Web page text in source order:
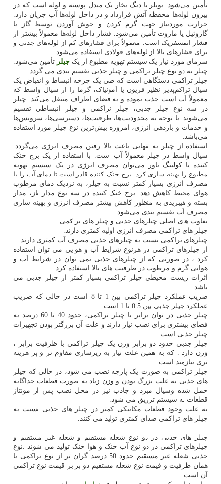
تأمین می‌شود. بویلر یا دیگ بخار یک مبدل پوسته و لوله است که در
بیرون لوله‌ها محفظه آتش قرارداد و در داخل لوله‌ها آب جریان دارد.
حرارت موردنیاز جهت گرم کردن و جوش آوردن توسط گاز یا
گازوئیل یا مازوت تأمین می‌شود. فشار داخل لوله‌ها معمولاً بیشتر از
فشار اتمسفریک است. معمولاً برای فشارهای کم از لوله‌های چدنی و
برای فشارهای بالا از لوله‌های فولادی استفاده می‌شود.
سرمای مورد نیاز یک سیستم تهویه مطبوع از یک چیلر تأمین می‌شود.
چیلر به دو نوع چیلر تراکمی و چیلر جذبی تقسیم بندی می گردد.
چیلر تراکمی دستگاهی است که طی یک چرخه انبساط و انقباض یک
سیال تراکم‌پذیر نظیر فریون یا آمونیاک، گرما را از سیال واسط که
معمولاً آب است جذب نموده و به فضای اطراف منتقل می‌کند. چیلر
در سه نوع چیلر جذبی، چیلر تراکمی و چیلر انبساطی تقسیم
می‌شوند. با توجه به محدودیت‌ها، ظرفیت‌ها، دسترسی‌ها، سرویس‌ها
و خدمات و بازدهی انرژی، امروزه بیش‌ترین نوع چیلر مورد استفاده
می‌باشد.
استفاده از چیلر به تنهایی باعث بالا رفتن مصرف انرژی می‌گردد.
سیال واسط در چیلر معمولاً آب است. با استفاده از یک برج خنک
کننده یا کولینگ تاور می‌توان مصرف انرژی در یک سیستم تهویه
مطبوع را بهینه سازی کرد. برج خنک کننده قادر است تا دمای آب را با
مصرف انرژی بسیار کمتر نسبت به چیلر، به نزدیک دمای مرطوب
هوای محیط کاهش دهد. برج خنک کننده در سه نوع مدار باز، مدار
بسته و هیبریدی به منظور کاهش بیشتر مصرف انرژی و بهینه سازی
مصرف آب تقسیم بندی می‌شود.
تفاوت های اصلی چیلرهای جذبی و چیلر های تراکمی
چیلر های تراکمی مصرف انرژی اولیه کمتری دارند.
چیلرهای تراکمی نسبت به چیلرهای جذبی مصرف آب کمتری دارند.
از چیلرهای تراکمی در هرنوع شرایط آب و هوایی می توان استفاده
کرد ، در صورتی که از چیلرهای جذبی نمی توان در شرایط آب و
هوایی گرم و مرطوب در ظرفیت های بالا استفاده کرد.
اثرات زیست محیطی چیلر تراکمی بسیار کمتر از چیلر جذبی می
باشد.
ضریب عملکرد چیلر تراکمی بین 1 تا 8 است در حالی که ضریب
عملکرد چیلر جذبی بین 0.5 تا 1 است.
چیلر جذبی در توان برابر با چیلر تراکمی، حدود 40 تا 60 درصد به
فضای بیشتری برای نصب نیاز دارند و علت آن بزرگتر بودن تجهیزات
چیلر جذبی است.
چیلر جذبی حدود دو برابر وزن یک چیلر تراکمی با ظرفیت برابر ،
وزن دارد . که به همین علت نیاز به زیرسازی مقاوم تر و پر هزینه
تری نیازمند است.
چیلر تراکمی به صورت یک پارچه نصب می شود، در حالی که چیلر
های جذبی به علت بزرگ بودن و وزن زیاد به صورت قطعات جداگانه
حمل شده وسیال مبرد و جاذب نیز در محل نصب پس از مونتاژ
قطعات به سیستم تزریق می شود.
به علت وجود قطعات مکانیکی کمتر در چیلر های جذبی نسبت به
چیلر های تراکمی صدای کمتری تولید می کنند.
چیلر های جذبی در دو نوع شعله مستقیم و شعله غیر مستقیم و
چیلرهای تراکمی در دو نوع آب خنک و هوا خنک تولید می شوند .نوع
جذبی شعله غیر مستقیم حدود 50 درصد گران تر از نوع تراکمی با
همان ظرفیت و قیمت نوع شعله مستقیم دو برابر قیمت نوع تراکمی
آن است.